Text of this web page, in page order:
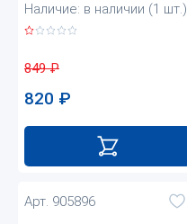
Наличие: в наличии (1 шт.)
849₽
820 ₽
Арт. 905896